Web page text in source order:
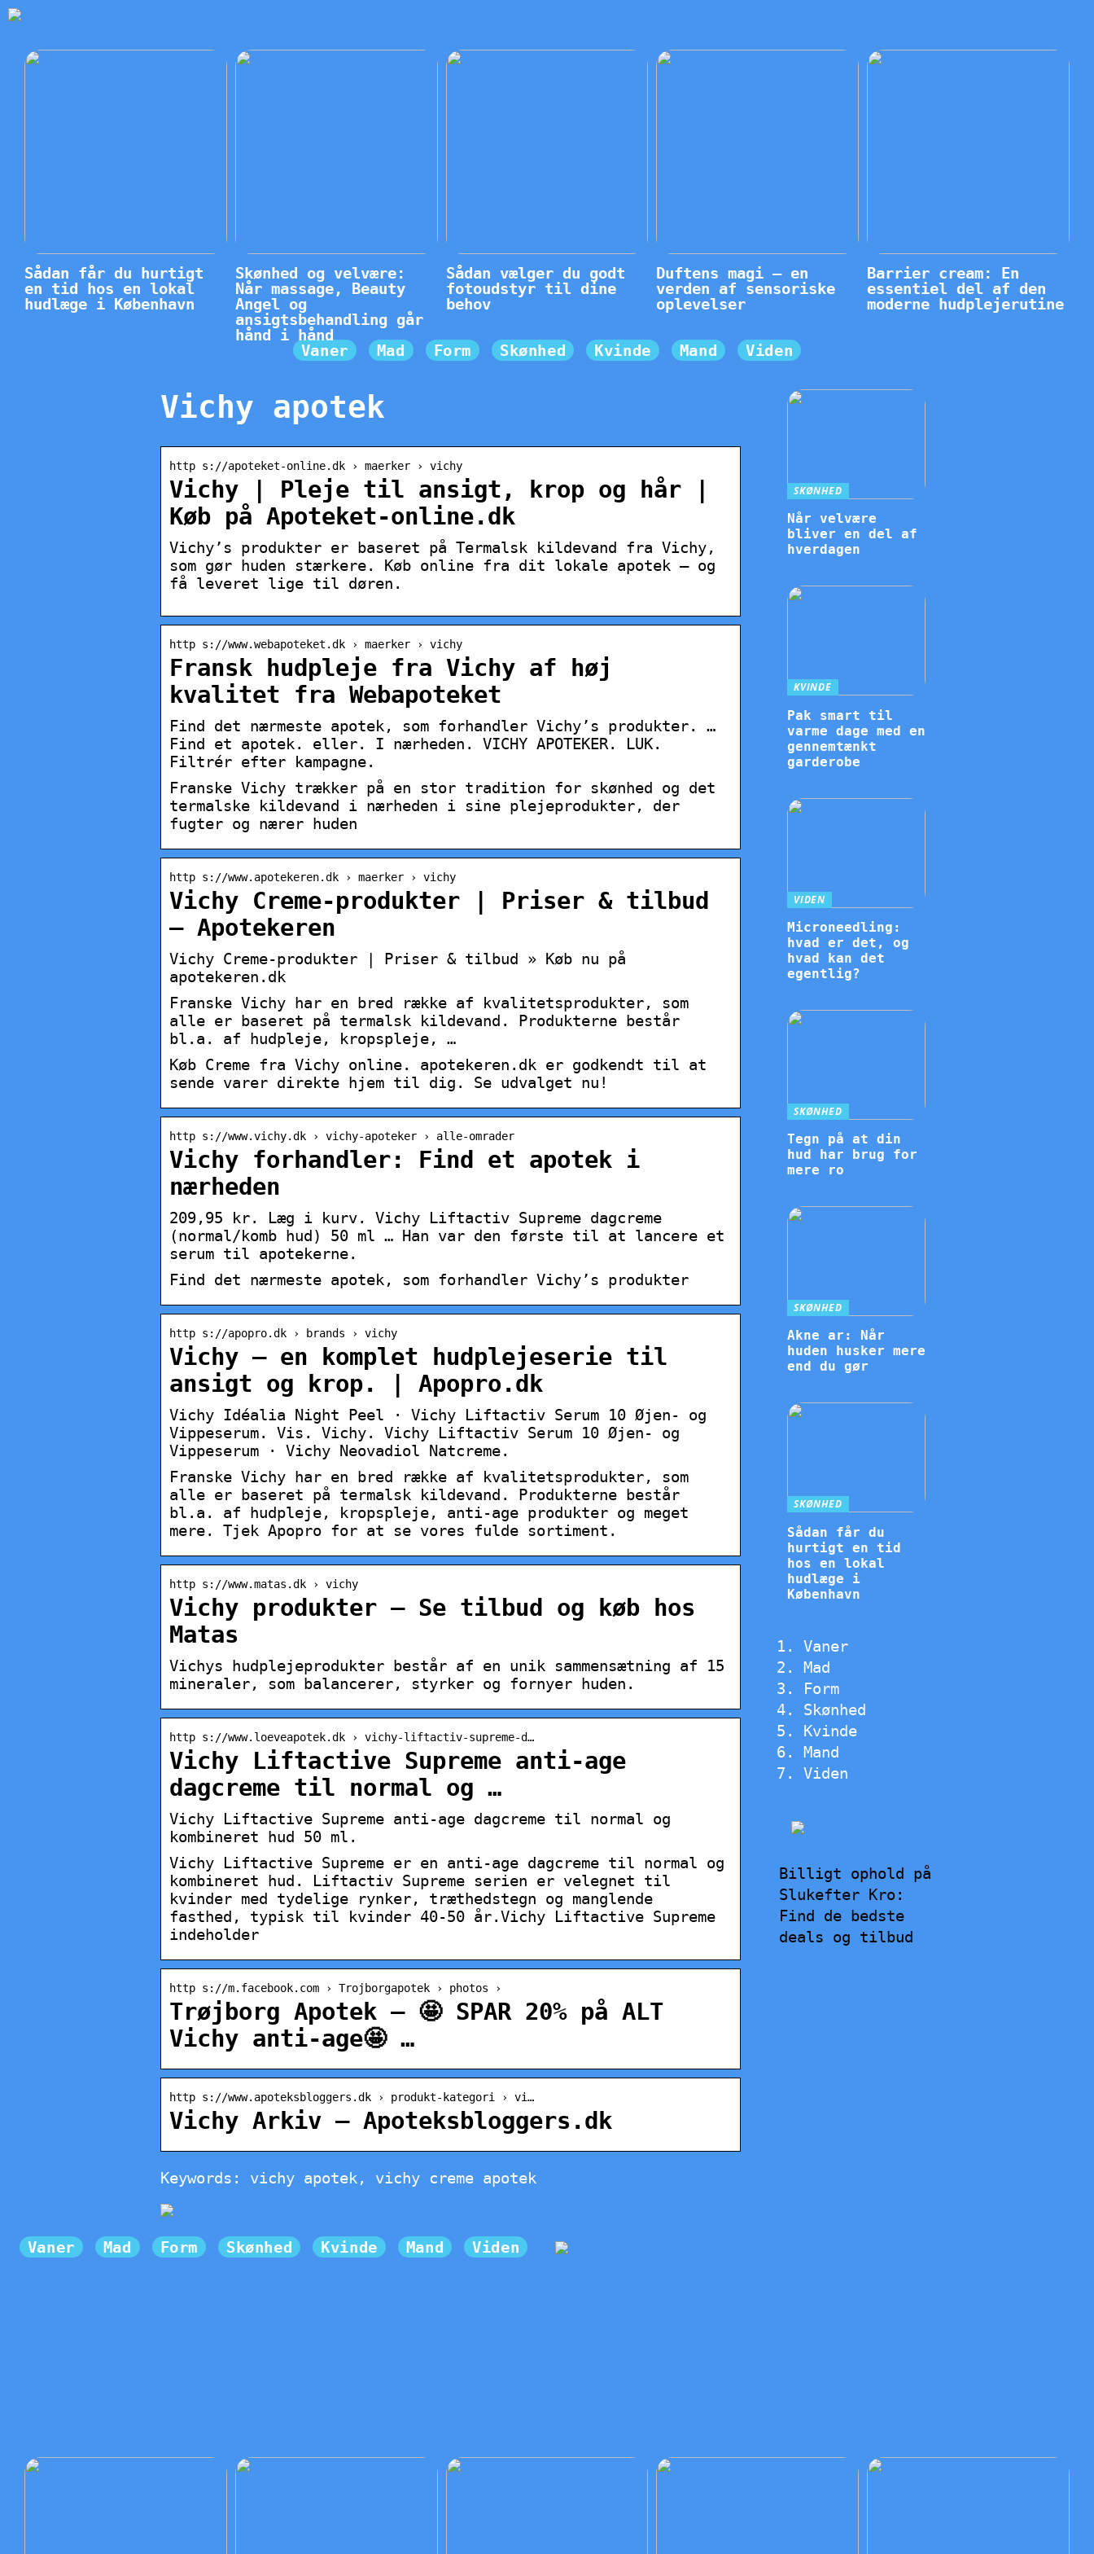
Sådan får du hurtigt
en tid hos en lokal
hudlæge i København
Skønhed og velvære:
Når massage, Beauty
Angel og
ansigtsbehandling går
hånd i hånd
Sådan vælger du godt
fotoudstyr til dine
behov
Duftens magi – en
verden af sensoriske
oplevelser
Barrier cream: En
essentiel del af den
moderne hudplejerutine
Vaner Mad Form Skønhed Kvinde Mand Viden
Vichy apotek
http s://apoteket-online.dk › maerker › vichy
Vichy | Pleje til ansigt, krop og hår |
Køb på Apoteket-online.dk
Vichy’s produkter er baseret på Termalsk kildevand fra Vichy,
som gør huden stærkere. Køb online fra dit lokale apotek – og
få leveret lige til døren.
http s://www.webapoteket.dk › maerker › vichy
Fransk hudpleje fra Vichy af høj
kvalitet fra Webapoteket
Find det nærmeste apotek, som forhandler Vichy’s produkter. …
Find et apotek. eller. I nærheden. VICHY APOTEKER. LUK.
Filtrér efter kampagne.
Franske Vichy trækker på en stor tradition for skønhed og det
termalske kildevand i nærheden i sine plejeprodukter, der
fugter og nærer huden
http s://www.apotekeren.dk › maerker › vichy
Vichy Creme-produkter | Priser & tilbud
– Apotekeren
Vichy Creme-produkter | Priser & tilbud » Køb nu på
apotekeren.dk
Franske Vichy har en bred række af kvalitetsprodukter, som
alle er baseret på termalsk kildevand. Produkterne består
bl.a. af hudpleje, kropspleje, …
Køb Creme fra Vichy online. apotekeren.dk er godkendt til at
sende varer direkte hjem til dig. Se udvalget nu!
http s://www.vichy.dk › vichy-apoteker › alle-omrader
Vichy forhandler: Find et apotek i
nærheden
209,95 kr. Læg i kurv. Vichy Liftactiv Supreme dagcreme
(normal/komb hud) 50 ml … Han var den første til at lancere et
serum til apotekerne.
Find det nærmeste apotek, som forhandler Vichy’s produkter
http s://apopro.dk › brands › vichy
Vichy – en komplet hudplejeserie til
ansigt og krop. | Apopro.dk
Vichy Idéalia Night Peel · Vichy Liftactiv Serum 10 Øjen- og
Vippeserum. Vis. Vichy. Vichy Liftactiv Serum 10 Øjen- og
Vippeserum · Vichy Neovadiol Natcreme.
Franske Vichy har en bred række af kvalitetsprodukter, som
alle er baseret på termalsk kildevand. Produkterne består
bl.a. af hudpleje, kropspleje, anti-age produkter og meget
mere. Tjek Apopro for at se vores fulde sortiment.
http s://www.matas.dk › vichy
Vichy produkter – Se tilbud og køb hos
Matas
Vichys hudplejeprodukter består af en unik sammensætning af 15
mineraler, som balancerer, styrker og fornyer huden.
http s://www.loeveapotek.dk › vichy-liftactiv-supreme-d…
Vichy Liftactive Supreme anti-age
dagcreme til normal og …
Vichy Liftactive Supreme anti-age dagcreme til normal og
kombineret hud 50 ml.
Vichy Liftactive Supreme er en anti-age dagcreme til normal og
kombineret hud. Liftactiv Supreme serien er velegnet til
kvinder med tydelige rynker, træthedstegn og manglende
fasthed, typisk til kvinder 40-50 år.Vichy Liftactive Supreme
indeholder
http s://m.facebook.com › Trojborgapotek › photos ›
Trøjborg Apotek – 🤩 SPAR 20% på ALT
Vichy anti-age🤩 …
http s://www.apoteksbloggers.dk › produkt-kategori › vi…
Vichy Arkiv – Apoteksbloggers.dk
Keywords: vichy apotek, vichy creme apotek
SKØNHED
Når velvære
bliver en del af
hverdagen
KVINDE
Pak smart til
varme dage med en
gennemtænkt
garderobe
VIDEN
Microneedling:
hvad er det, og
hvad kan det
egentlig?
SKØNHED
Tegn på at din
hud har brug for
mere ro
SKØNHED
Akne ar: Når
huden husker mere
end du gør
SKØNHED
Sådan får du
hurtigt en tid
hos en lokal
hudlæge i
København
Vaner
Mad
Form
Skønhed
Kvinde
Mand
Viden
Billigt ophold på
Slukefter Kro:
Find de bedste
deals og tilbud
Vaner Mad Form Skønhed Kvinde Mand Viden